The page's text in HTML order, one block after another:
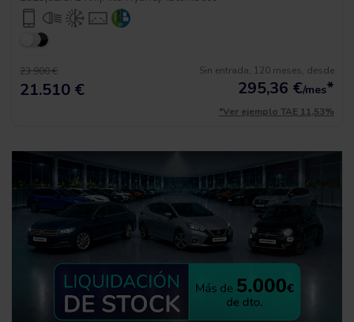
23.900 €
21.510 €
Sin entrada, 120 meses, desde
295,36 €/mes*
*Ver ejemplo TAE 11,53%